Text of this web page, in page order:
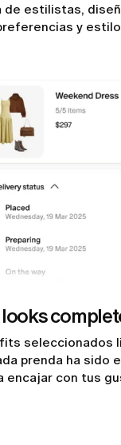
de estilistas,
y
seleccionados
prenda ha sido
encajar con tus